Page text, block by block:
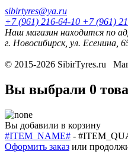
sibirtyres@ya.ru
+7 (961) 216-64-10 +7 (961)
Наш магазин находится по
г. Новосибирск, ул. Есенина,
© 2015-2026 SibirTyres.ru
Вы выбрали 0
Вы добавили в корзину
#ITEM_NAME# -
Оформить заказ или